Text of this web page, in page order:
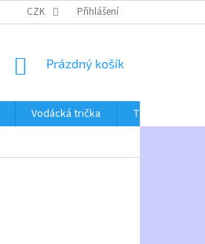
CZK Přihlášení
NÁKUPNÍ
Prázdný košík
Vodácká trička
Textil bez